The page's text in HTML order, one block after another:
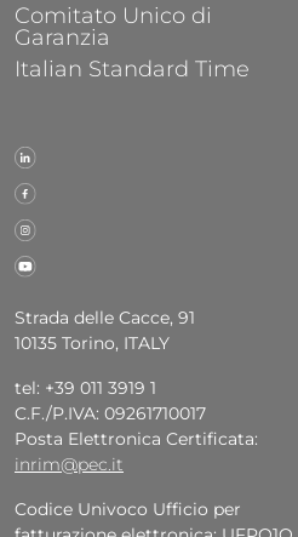
Strada delle Cacce, 91
10135 Torino, ITALY
tel: +39 011 3919 1
C.F./P.IVA: 09261710017
Posta Elettronica Certificata:
inrim@pec.it
Codice Univoco Ufficio per
Comitato Unico di
Garanzia
Italian Standard Time